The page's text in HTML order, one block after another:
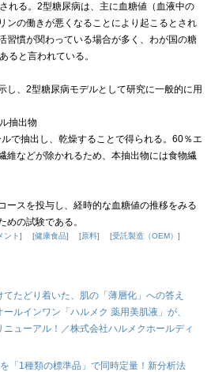
れる。2型糖尿病は、主に血糖値（血液中の
ンの働きが悪くなることにより起こるとされ
習慣が関わっている場合が多く、わが国の糖
ると言われている。
し、2型糖尿病モデルとして研究に一般的に用
抽出物
で抽出し、乾燥することで得られる。60％エ
維などが除かれるため、本抽出物には食物繊
ースを投与し、経時的な血糖値の推移をみる
めの試験である。
ント 健康食品 原料 受託製造（OEM）
てたどり着いた、肌の「薄層化」への答え
ルインワン「ハルメク 薬用美肌液」が、
ューアル！／株式会社ハルメクホールディ
「1種類の標準品」で同時定量！新分析法